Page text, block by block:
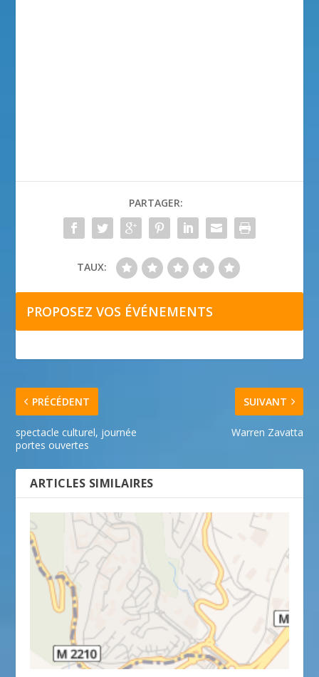
PARTAGER:
TAUX:
PROPOSEZ VOS ÉVÉNEMENTS
PRÉCÉDENT
spectacle culturel, journée
portes ouvertes
SUIVANT
Warren Zavatta
ARTICLES SIMILAIRES